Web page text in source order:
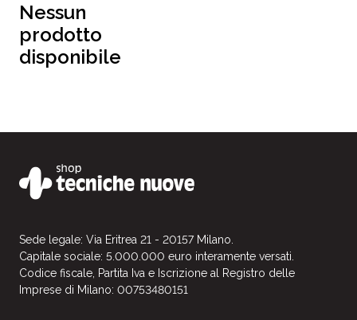
Nessun
prodotto
disponibile
Sede legale: Via Eritrea 21 - 20157 Milano.
Capitale sociale: 5.000.000 euro interamente versati.
Codice fiscale, Partita Iva e Iscrizione al Registro delle
Imprese di Milano: 00753480151